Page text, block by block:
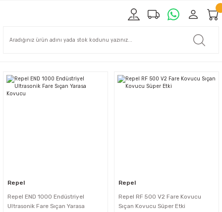
Repel
Repel END 1000 Endüstriyel
Ultrasonik Fare Sıçan Yarasa
Repel
Repel RF 500 V2 Fare Kovucu
Sıçan Kovucu Süper Etki